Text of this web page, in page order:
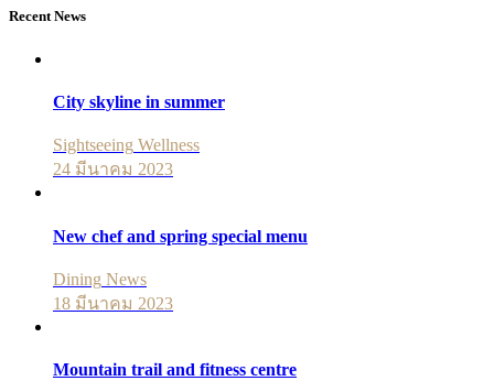
Recent News
City skyline in summer
Sightseeing Wellness
24 มีนาคม 2023
New chef and spring special menu
Dining News
18 มีนาคม 2023
Mountain trail and fitness centre